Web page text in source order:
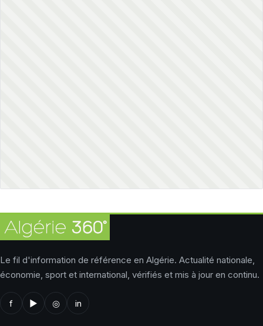
Le fil d'information de référence en Algérie. Actualité nationale,
économie, sport et international, vérifiés et mis à jour en continu.
f ▶ ◎ in